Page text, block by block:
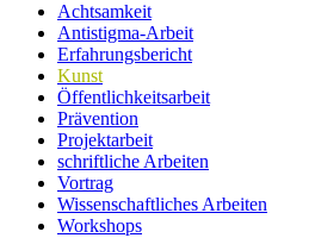
Achtsamkeit
Antistigma-Arbeit
Erfahrungsbericht
Kunst
Öffentlichkeitsarbeit
Prävention
Projektarbeit
schriftliche Arbeiten
Vortrag
Wissenschaftliches Arbeiten
Workshops